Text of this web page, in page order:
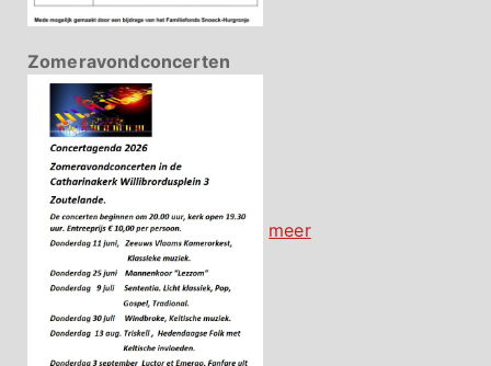
Zomeravondconcerten
meer